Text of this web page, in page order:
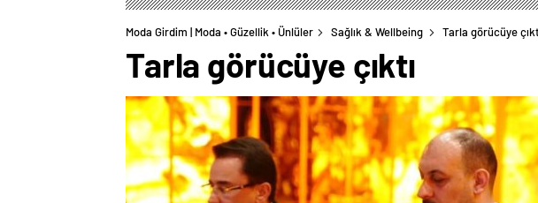
Moda Girdim | Moda • Güzellik • Ünlüler Sağlık & Wellbeing Tarla görücüye
Tarla görücüye çıktı